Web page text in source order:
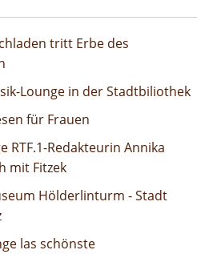
des Frauenbuchladens an
tritt Erbe des
Stadtbiliothek
Lounge in der Stadtbiliothek
für Frauen
Annika Strauss schreibt
RTF.1-Redakteurin Annika
mit Fitzek
- Stadt Tübingen zieht
Hölderlinturm - Stadt
Beerdigungsszenen auf
las schönste